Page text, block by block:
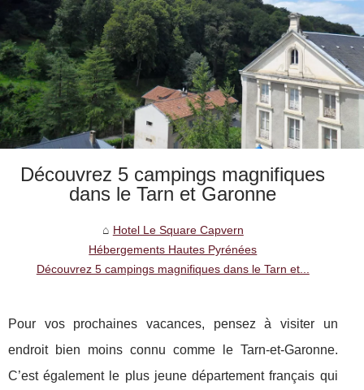
Découvrez 5 campings magnifiques
dans le Tarn et Garonne
Hotel Le Square Capvern
Hébergements Hautes Pyrénées
Découvrez 5 campings magnifiques dans le Tarn et...
Pour vos prochaines vacances, pensez à visiter un
endroit bien moins connu comme le Tarn-et-Garonne.
C’est également le plus jeune département français qui